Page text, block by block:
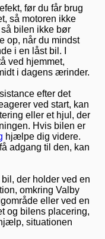
før du får brug
så motoren ikke
bilen ikke bør
op, når du mindst
i en låst bil. I
ved hjemmet,
i dagens ærinder.
efter det
ved start, kan
eller et hjul, der
Hvis bilen er
hjælpe dig videre.
adgang til den, kan
der holder ved en
omkring Valby
eller ved en
og bilens placering,
situationen